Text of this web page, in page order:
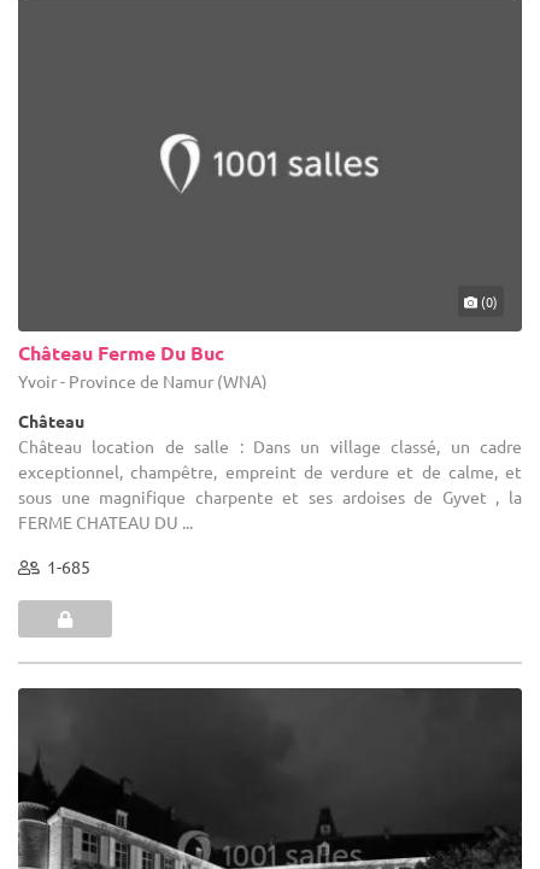
(0)
Château Ferme Du Buc
Yvoir - Province de Namur (WNA)
Château
Château location de salle : Dans un village classé, un cadre
exceptionnel, champêtre, empreint de verdure et de calme, et
sous une magnifique charpente et ses ardoises de Gyvet , la
FERME CHATEAU DU ...
1-685